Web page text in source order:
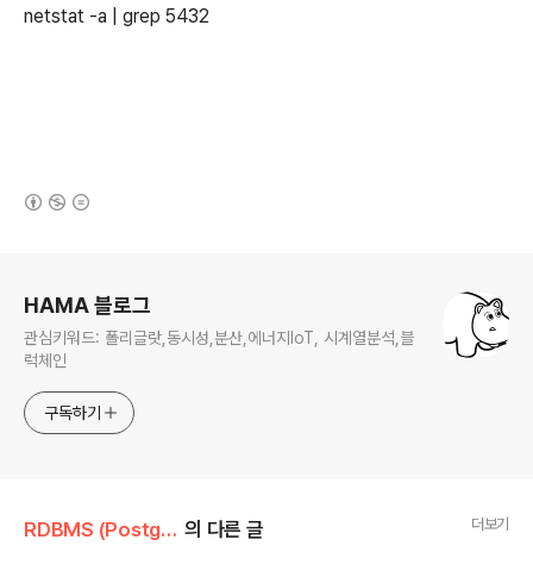
netstat -a | grep 5432
HAMA 블로그
관심키워드: 폴리글랏,동시성,분산,에너지IoT, 시계열분석,블
럭체인
구독하기
RDBMS (PostgreSQL) 의 다른 글 더보기